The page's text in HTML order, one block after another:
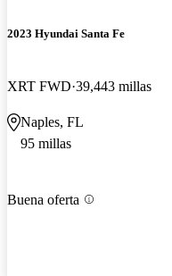
2023 Hyundai Santa Fe
XRT FWD 39,443 millas
Naples, FL
95 millas
Buena oferta